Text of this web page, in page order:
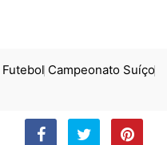
Futebol Campeonato Suíço